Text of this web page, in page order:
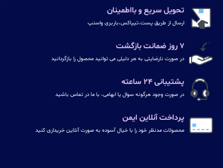
تحویل سریع و بااطمینان
ارسال از طریق پست،تیپاکس،باربری واسنپ
۷ روز ضمانت بازگشت
در صورت نارضایتی به هر دلیلی می توانید محصول را بازگردانید
پشتیبانی ۲۴ ساعته
در صورت وجود هرگونه سوال یا ابهامی، با ما در تماس باشید
پرداخت آنلاین ایمن
محصولات مدنظر خود را با خیال آسوده به صورت آنلاین خریداری کنید